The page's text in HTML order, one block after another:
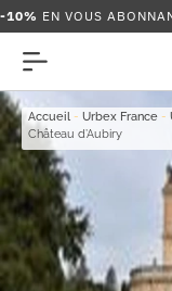
-10% EN VOUS
Accueil - Urbex France -
Château d’Aubiry